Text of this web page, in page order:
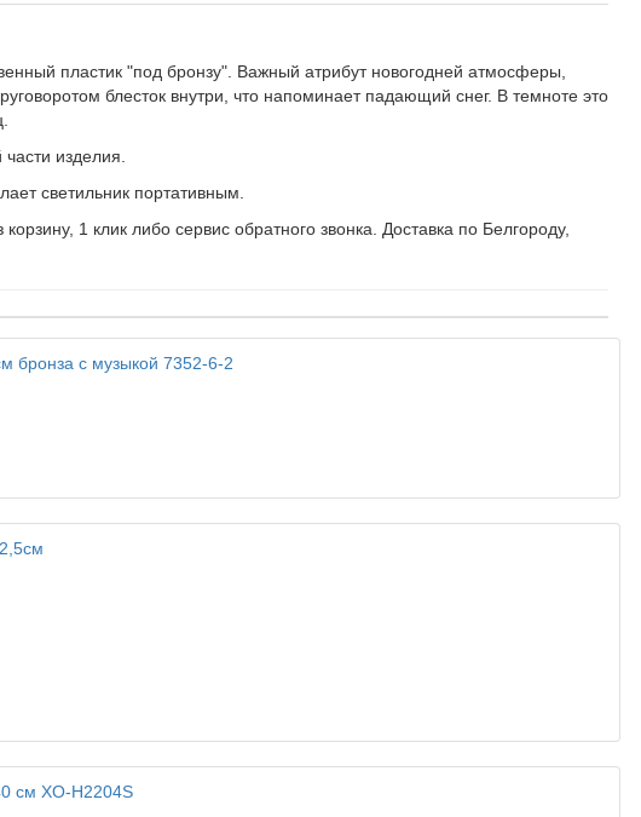
пластик "под бронзу". Важный атрибут новогодней атмосферы,
блесток внутри, что напоминает падающий снег. В темноте это
изделия.
светильник портативным.
1 клик либо сервис обратного звонка. Доставка по Белгороду,